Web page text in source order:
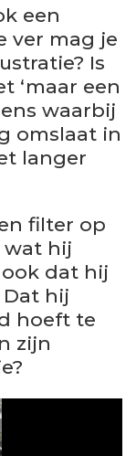
een
ver mag je
Is
‘maar een
waarbij
omslaat in
langer
filter op
wat hij
dat hij
Dat hij
hoeft te
zijn